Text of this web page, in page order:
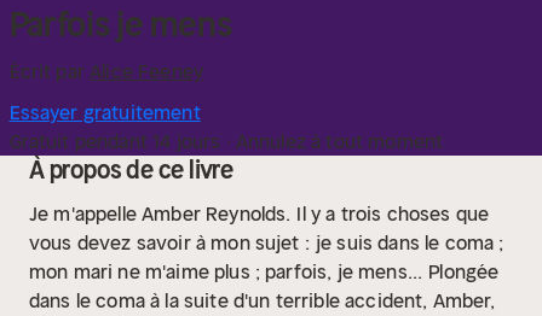
Parfois je mens
Écrit parAlice Feeney
Essayer gratuitement
Gratuit pendant 14 jours · Annulez à tout moment
À propos de ce livre
Je m'appelle Amber Reynolds. Il y a trois choses que
vous devez savoir à mon sujet : je suis dans le coma ;
mon mari ne m'aime plus ; parfois, je mens... Plongée
dans le coma à la suite d'un terrible accident, Amber,